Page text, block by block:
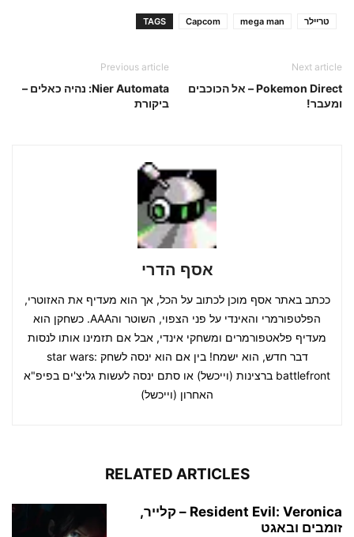
TAGS Capcom mega man טריילר
Previous article
Nier Automata: נהיה כאלים –
ביקורת
Next article
Pokemon Direct – אל הכוכבים
ומעבר!
אסף הדרי
ככתב באתר אסף מוכן לכתוב על הכל, אך הוא מעדיף את האזוטרי,
הפלטפורמרי והאינדי על פני הצפוי, השוטר והAAA. כשחקן הוא
מעדיף פלאטפורמרים ומשחקי אינדי, אבל אם תזמינו אותו לנסות
דבר חדש, הוא ישמח! בין אם הוא ינסה לשחק star wars:
battlefront ברצינות (וייכשל) או סתם ינסה לעשות גליצ'ים בפיפ"א
האחרון (וייכשל)
RELATED ARTICLES
Resident Evil: Veronica – קלייר,
זומבים ובאגט